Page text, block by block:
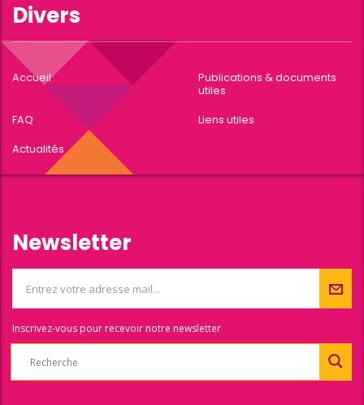
Divers
Accueil
Publications & documents
utiles
FAQ
Liens utiles
Actualités
Newsletter
Inscrivez-vous pour recevoir notre newsletter